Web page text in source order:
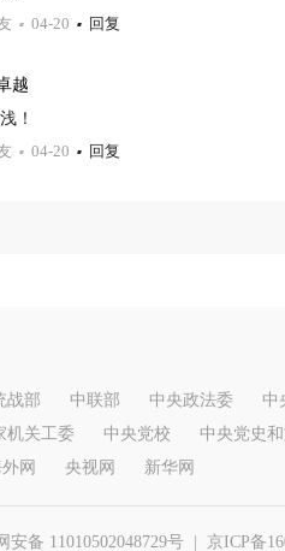
04-20 回复
越
！
04-20 回复
战部 中联部 中央政法委 中
机关工委 中央党校
中央党史
网 央视网 新华网
安备 11010502048729号 京ICP备